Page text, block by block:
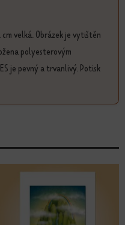
cm velká. Obrázek je vytištěn
polyesterovým
je pevný a trvanlivý. Potisk
Tento produkt má více variant.